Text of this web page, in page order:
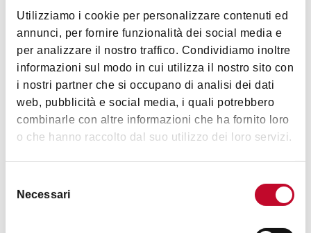
Utilizziamo i cookie per personalizzare contenuti ed
annunci, per fornire funzionalità dei social media e
per analizzare il nostro traffico. Condividiamo inoltre
informazioni sul modo in cui utilizza il nostro sito con
i nostri partner che si occupano di analisi dei dati
web, pubblicità e social media, i quali potrebbero
combinarle con altre informazioni che ha fornito loro
o che hanno raccolto dal suo utilizzo dei loro servizi.
delNecessari
Bookshop - Palazzo Fava - Palazzo delle
Esposizioni
DISCOUNT10%
OTHER BOOKSHOP
Laboratorio D'Arte di Silvia Bruzzi